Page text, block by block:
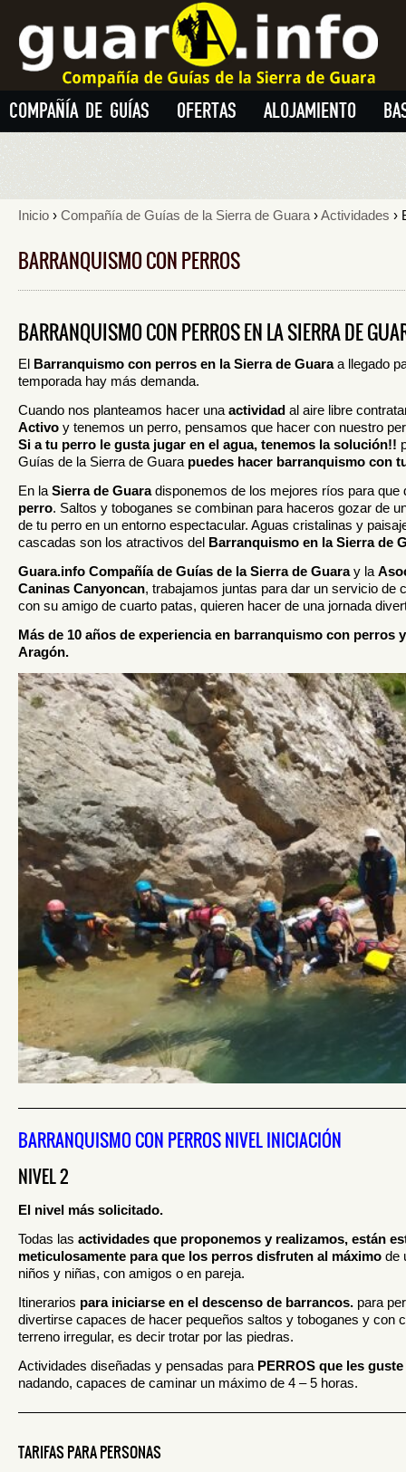
COMPAÑÍA DE GUÍAS OFERTAS ALOJAMIENTO
Inicio › Compañía de Guías de la Sierra de Guara ›Actividades ›
BARRANQUISMO CON PERROS
BARRANQUISMO CON PERROS EN LA SIERRA DE
El Barranquismo con perros en la Sierra de Guaraa llegado
temporada hay más demanda.
Cuando nos planteamos hacer una actividad al aire libre
Activo y tenemos un perro, pensamos que hacer con nuestro
Si a tu perro le gusta jugar en el agua, tenemos la solución!!
Guías de la Sierra de Guara puedes hacer barranquismo con
En la Sierra de Guaradisponemos de los mejores ríos para que
perro. Saltos y toboganes se combinan para haceros gozar de
de tu perro en un entorno espectacular. Aguas cristalinas y
cascadas son los atractivos del
Barranquismo en la Sierra de
Guara.info Compañía de Guías de la Sierra de Guaray la
Caninas Canyoncan, trabajamos juntas para dar un servicio de
con su amigo de cuarto patas, quieren hacer de una jornada
Más de 10 años de experiencia en barranquismo con perros
Aragón.
BARRANQUISMO CON PERROS NIVEL INICIACIÓN
NIVEL 2
E l nivel más solicitado.
Todas las actividades que proponemos y realizamos, están
meticulosamente para que los perros disfruten al máximo de
niños y niñas, con amigos o en pareja.
Itinerarios para iniciarse en el descenso de barrancos. para
divertirse capaces de hacer pequeños saltos y toboganes y con
terreno irregular, es decir trotar por las piedras.
Actividades diseñadas y pensadas para PERROS que les
nadando, capaces de caminar un máximo de 4 – 5 horas.
TARIFAS PARA PERSONAS